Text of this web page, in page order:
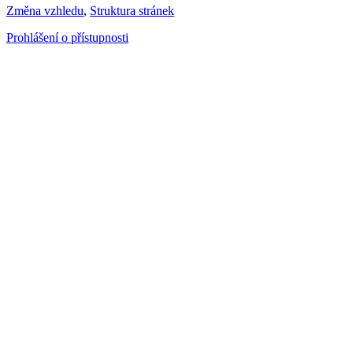
Změna vzhledu, Struktura stránek
Prohlášení o přístupnosti